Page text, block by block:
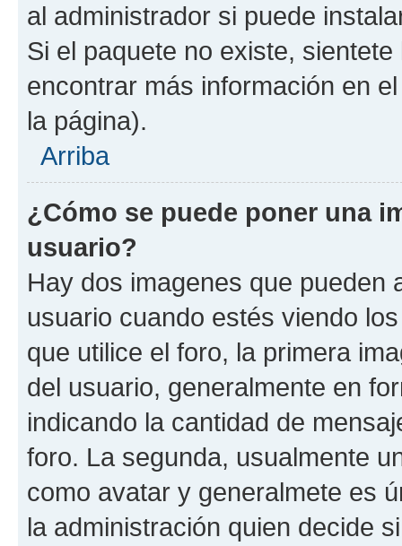
al administrador si puede
Si el paquete no existe,
encontrar más información en
la página).
Arriba
¿Cómo se puede poner una
usuario?
Hay dos imagenes que pueden
usuario cuando estés viendo
que utilice el foro, la primera
del usuario, generalmente en
indicando la cantidad de
foro. La segunda, usualmente
como avatar y generalmete es
la administración quien decide